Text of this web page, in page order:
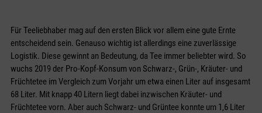
Für Teeliebhaber mag auf den ersten Blick vor allem eine gute Ernte
entscheidend sein. Genauso wichtig ist allerdings eine zuverlässige
Logistik. Diese gewinnt an Bedeutung, da Tee immer beliebter wird. So
wuchs 2019 der Pro-Kopf-Konsum von Schwarz-, Grün-, Kräuter- und
Früchtetee im Vergleich zum Vorjahr um etwa einen Liter auf insgesamt
68 Liter. Mit knapp 40 Litern liegt dabei inzwi­schen Kräuter- und
Früchtetee vorn. Aber auch Schwarz- und Grüntee konnte um 1,6 Liter